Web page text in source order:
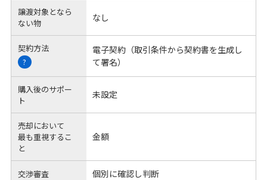
譲渡対象となら
ない物
なし
契約方法
?
電子契約（取引条件から契約書を生成し
て署名）
購入後のサポー
ト
未設定
売却において
最も重視するこ
と
金額
交渉審査 個別に確認し判断